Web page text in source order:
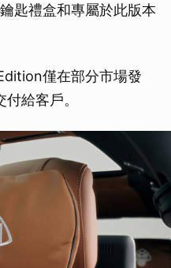
匙禮盒和專屬於此版本
僅在部分市場發
給客戶。